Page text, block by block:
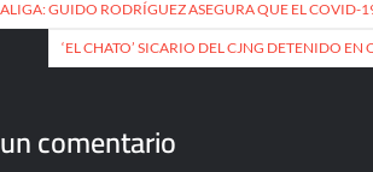
GUIDO RODRÍGUEZ ASEGURA QUE EL COVID-
‘EL CHATO’ SICARIO DEL CJNG DETENIDO
comentario